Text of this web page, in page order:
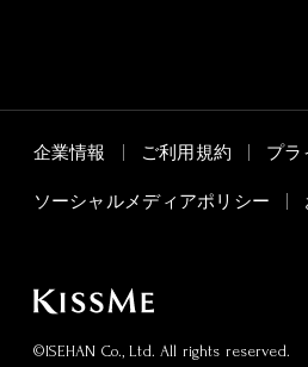
©ISEHAN Co., Ltd. All rights reserved.
企業情報 ご利用規約 プラ
ソーシャルメディアポリシー